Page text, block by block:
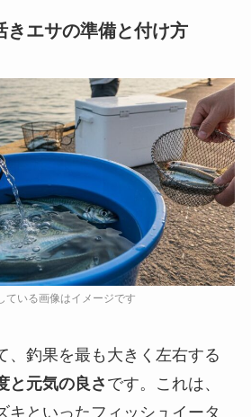
きエサの準備と付け方
、釣果を最も大きく左右する
と元気の良さ です。これは、
キといったフィッシュイータ